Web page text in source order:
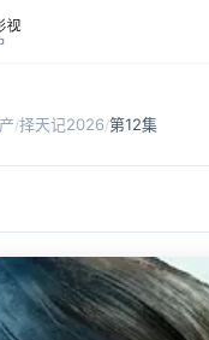
/择天记2026/第12集